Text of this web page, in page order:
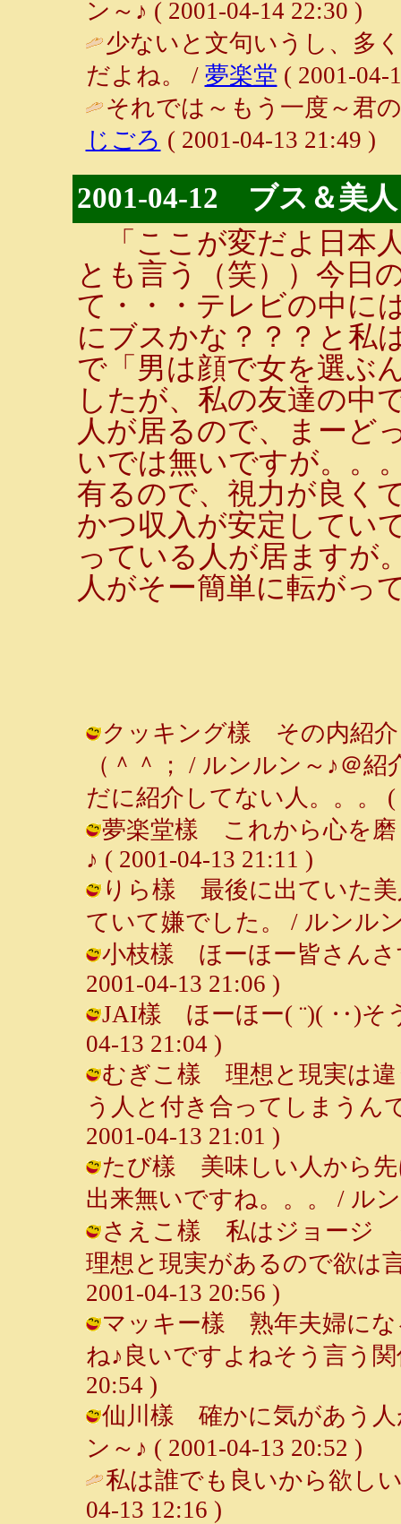
ン～♪ ( 2001-04-14 22:30 )
少ないと文句いうし、多
だよね。 / 夢楽堂 ( 2001-04-
それでは～もう一度～君
じごろ ( 2001-04-13 21:49 )
2001-04-12 ブス＆美人
「ここが変だよ日本
とも言う（笑））今日
て・・・テレビの中に
にブスかな？？？と私
で「男は顔で女を選ぶ
したが、私の友達の中
人が居るので、まーど
いでは無いですが。。
有るので、視力が良く
かつ収入が安定してい
っている人が居ますが
人がそー簡単に転がっ
クッキング樣 その内紹
（＾＾； / ルンルン～♪＠
だに紹介してない人。。。 (
夢楽堂樣 これから心を磨
♪ ( 2001-04-13 21:11 )
りら樣 最後に出ていた美
ていて嫌でした。 / ルンル
小枝樣 ほーほー皆さんさ
2001-04-13 21:06 )
JAI樣 ほーほー( ¨)( ‥)そ
04-13 21:04 )
むぎこ樣 理想と現実は違
う人と付き合ってしまうん
2001-04-13 21:01 )
たび樣 美味しい人から先
出来無いですね。。。 / ル
さえこ樣 私はジョージ
理想と現実があるので欲は
2001-04-13 20:56 )
マッキー樣 熟年夫婦にな
ね♪良いですよねそう言う
20:54 )
仙川樣 確かに気があう人
ン～♪ ( 2001-04-13 20:52 )
私は誰でも良いから欲し
04-13 12:16 )